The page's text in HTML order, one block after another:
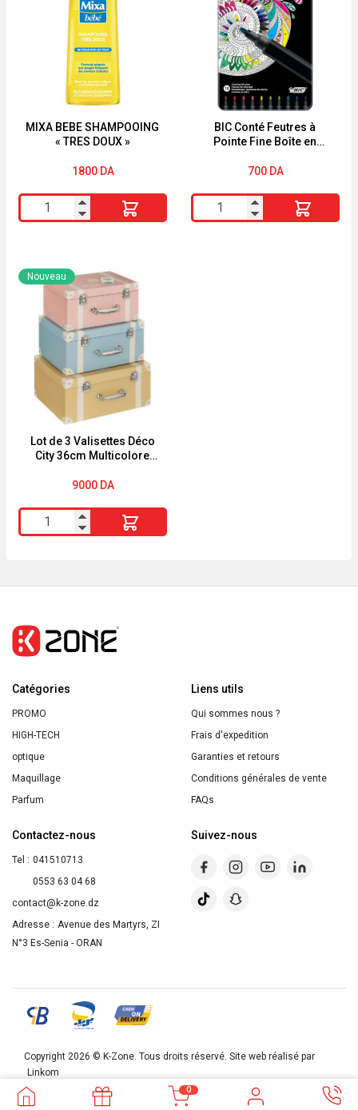
0
TOUR
EIFFEL
pieces
CRELANDO
MIXA BEBE SHAMPOOING
« TRES DOUX »
1800 DA
quantité
de
BEBE
SHAMPOOING
"TRES
BIC Conté Feutres à
Pointe Fine Boîte en
700 DA
quantité
de
Lot de 3 Valisettes Déco
City 36cm Multicolore
Nouveau
9000 DA
quantité
de
Valisettes
Déco
36cm
Multicolore
Atmosphera
for
Kids
Catégories
PROMO
HIGH-TECH
optique
Maquillage
Parfum
Liens utils
Qui sommes nous ?
Frais d'expedition
Garanties et retours
Conditions générales de vente
FAQs
Contactez-nous
Tel : 041510713
0553 63 04 68
contact@k-zone.dz
Adresse : Avenue des Martyrs, ZI
N°3 Es-Senia - ORAN
Suivez-nous
Copyright 2026 © K-Zone . Tous droits réservé. Site web réalisé par
Linkom